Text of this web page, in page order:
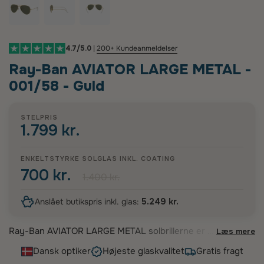
4.7/5.0 | 200+ Kundeanmeldelser
Ray-Ban AVIATOR LARGE METAL -
001/58 - Guld
STELPRIS
1.799 kr.
ENKELTSTYRKE SOLGLAS INKL. COATING
700 kr.
Anslået butikspris inkl. glas: 5.249 kr.
Ray-Ban AVIATOR LARGE METAL solbrillerne er et
moderne komfort. Disse klassiske Aviator-stel i let
Læs mere
Dansk optiker Højeste glaskvalitet Gratis fragt